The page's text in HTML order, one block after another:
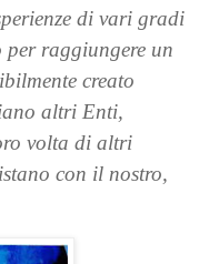
di vari gradi
raggiungere un
creato
altri Enti,
volta di altri
con il nostro,